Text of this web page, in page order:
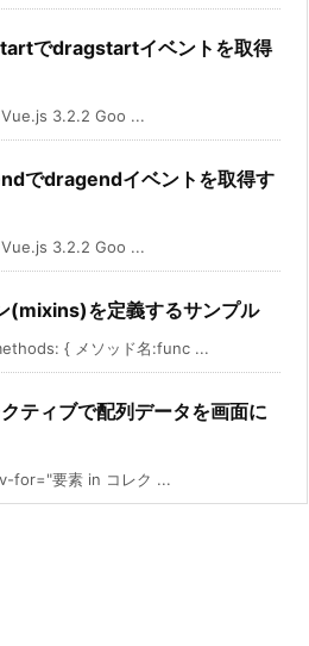
でdragstartイベントを取得
3.2.2 Goo ...
でdragendイベントを取得す
3.2.2 Goo ...
(mixins)を定義するサンプル
{ メソッド名:func ...
ティブで配列データを画面に
for="要素 in コレク ...